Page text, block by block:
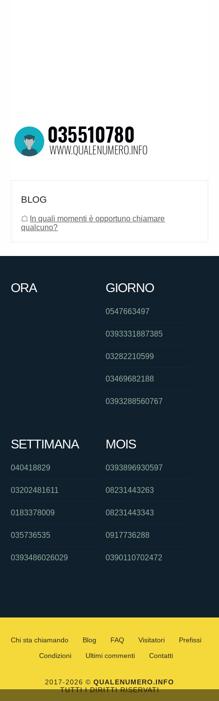
BLOG
☖ In quali momenti è opportuno chiamare
qualcuno?
ORA GIORNO
0547663497
0393331887385
03282210599
03469682188
0393288560767
SETTIMANA
040418829
03202481611
0183378009
035736535
0393486026029
MOIS
0393896930597
08231443263
08231443343
0917736288
0390110702472
Chi sta chiamando Blog FAQ Visitatori
Prefissi
Condizioni
Ultimi commenti Contatti
2017-2026 © QUALENUMERO.INFO
TUTTI I DIRITTI RISERVATI